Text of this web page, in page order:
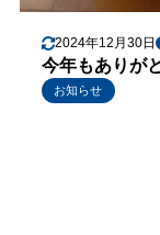
2024年12月30日
今年もありが
お知らせ